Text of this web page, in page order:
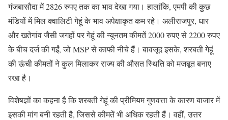
गंजबासौदा में 2826 रुपए तक का भाव देखा गया। हालांकि, एमपी की कुछ
मंडियों में मिल क्वालिटी गेहूं के भाव अपेक्षाकृत कम रहे। अलीराजपुर, धार
और खतेगांव जैसी जगहों पर गेहूं की न्यूनतम कीमतें 2000 रुपए से 2200 रुपए
के बीच दर्ज की गईं, जो MSP से काफी नीचे हैं। बावजूद इसके, शरबती गेहूं
की ऊंची कीमतों ने कुल मिलाकर राज्य की औसत स्थिति को मजबूत बनाए
रखा है।
विशेषज्ञों का कहना है कि शरबती गेहूं की प्रीमियम गुणवत्ता के कारण बाजार में
इसकी मांग बनी रहती है, जिससे कीमतें भी अधिक रहती हैं। वहीं, उत्तर